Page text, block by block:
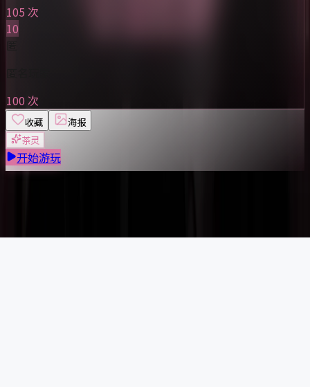
105 次
10
100 次
收藏
海报
茶灵
开始游玩